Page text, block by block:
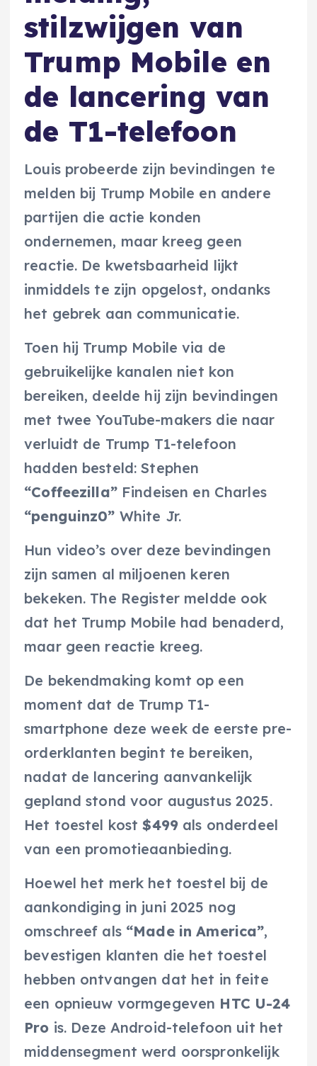
stilzwijgen van
Trump Mobile en
de lancering van
de T1-telefoon
Louis probeerde zijn bevindingen te
melden bij Trump Mobile en andere
partijen die actie konden
ondernemen, maar kreeg geen
reactie. De kwetsbaarheid lijkt
inmiddels te zijn opgelost, ondanks
het gebrek aan communicatie.
Toen hij Trump Mobile via de
gebruikelijke kanalen niet kon
bereiken, deelde hij zijn bevindingen
met twee YouTube-makers die naar
verluidt de Trump T1-telefoon
hadden besteld: Stephen
“Coffeezilla”Findeisen en Charles
“penguinz0” White Jr.
Hun video’s over deze bevindingen
zijn samen al miljoenen keren
bekeken. The Register meldde ook
dat het Trump Mobile had benaderd,
maar geen reactie kreeg.
De bekendmaking komt op een
moment dat de Trump T1-
smartphone deze week de eerste pre-
orderklanten begint te bereiken,
nadat de lancering aanvankelijk
gepland stond voor augustus 2025.
Het toestel kost$499 als onderdeel
van een promotieaanbieding.
Hoewel het merk het toestel bij de
aankondiging in juni 2025 nog
omschreef als “Made in America”,
bevestigen klanten die het toestel
hebben ontvangen dat het in feite
een opnieuw vormgegeven HTC U-24
Pro is. Deze Android-telefoon uit het
middensegment werd oorspronkelijk